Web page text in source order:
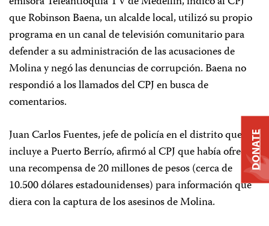
que Robinson Baena, un alcalde local, utilizó su propio
programa en un canal de televisión comunitario para
defender a su administración de las acusaciones de
Molina y negó las denuncias de corrupción. Baena no
respondió a los llamados del CPJ en busca de
comentarios.
Juan Carlos Fuentes, jefe de policía en el distrito que
incluye a Puerto Berrío, afirmó al CPJ que había ofrecido
una recompensa de 20 millones de pesos (cerca de
10.500 dólares estadounidenses) para información que
diera con la captura de los asesinos de Molina.
DONATE